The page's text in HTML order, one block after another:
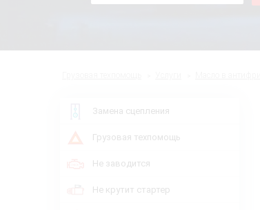
Замена сцепления
Грузовая техпомощь
Не заводится
Не крутит стартер